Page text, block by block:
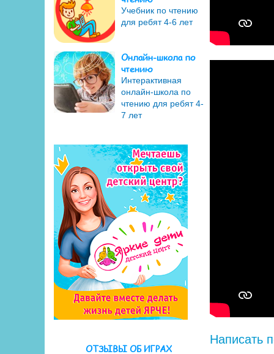
Учебник по чтению
для ребят 4-6 лет
Онлайн-школа по
чтению
Интерактивная
онлайн-школа по
чтению для ребят 4-
7 лет
ОТЗЫВЫ ОБ ИГРАХ
Написать